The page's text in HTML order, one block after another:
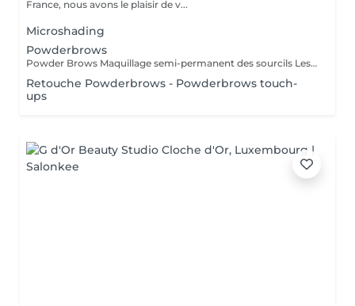
France, nous avons le plaisir de v...
Microshading
Powderbrows
Powder Brows Maquillage semi-permanent des sourcils Les Powder Brows, aussi appelés ombrage des sourcils, sont une technique de maquillage semi-permanent qui donne un effet poudré, doux et structuré aux sourcils. Contrairement au microblading qui imite les poils, les Powder Brows créent un dégradé de couleur, plus ou moins intense selon le rendu souhaité. Idéal pour : Celles et ceux qui souhaitent des sourcils nets, remplis et bien dessinés Tous types de peau, y compris les peaux grasses ou sensibles Un rendu maquillé naturel ou plus sophistiqué selon vos envies Durée : La séance dure environ 1h Une retouche est à prévoir 4 à 6 semaines après la première séance Résultat durable de 1 à 3 ans selon le type de peau et l'entretien Avantages : Gagnez du temps chaque matin Des sourcils parfaits en toute circonstance Résultat sur mesure adapté à la morphologie de votre visage
Retouche Powderbrows - Powderbrows touch-
ups